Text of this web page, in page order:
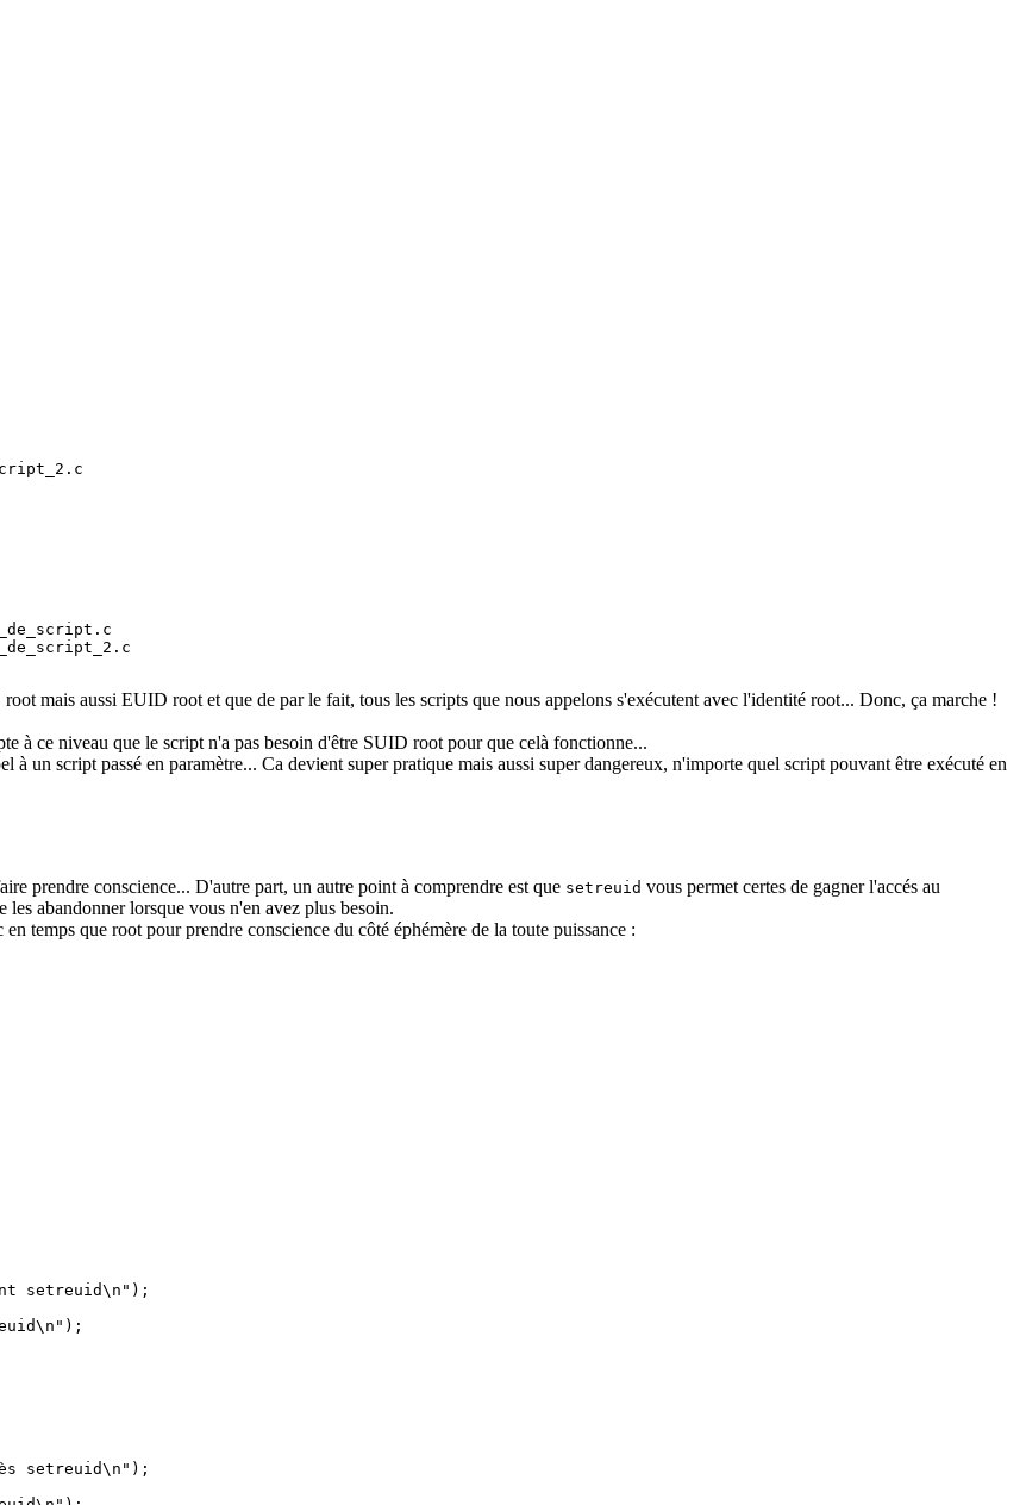
mais aussi EUID root et que de par le fait, tous les scripts que nous appelons s'exécutent avec l'identité root... Donc, ça marche !
à ce niveau que le script n'a pas besoin d'être SUID root pour que celà fonctionne...
un script passé en paramètre... Ca devient super pratique mais aussi super dangereux, n'importe quel script pouvant être exécuté en
prendre conscience... D'autre part, un autre point à comprendre est que setreuid vous permet certes de gagner l'accés au
abandonner lorsque vous n'en avez plus besoin.
temps que root pour prendre conscience du côté éphémère de la toute puissance :
setreuid\n");
setreuid\n");